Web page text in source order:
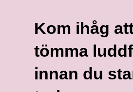
Kom ihåg
tömma
innan du